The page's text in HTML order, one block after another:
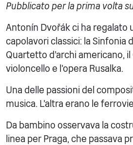
Pubblicato per la prima volta
Antonín Dvořák ci ha regalato
capolavori classici: la Sinfonia
Quartetto d'archi americano,
violoncello e l'opera Rusalka.
Una delle passioni del
musica. L'altra erano le
Da bambino osservava la
linea per Praga, che passava